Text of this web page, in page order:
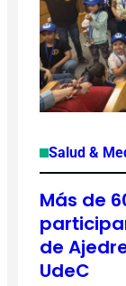
Salud &
Más de
de
UdeC